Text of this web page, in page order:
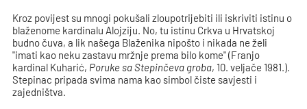
Kroz povijest su mnogi pokušali zloupotrijebiti ili iskriviti istinu o
blaženome kardinalu Alojziju. No, tu istinu Crkva u Hrvatskoj
budno čuva, a lik našega Blaženika nipošto i nikada ne želi
"imati kao neku zastavu mržnje prema bilo kome" (Franjo
kardinal Kuharić, Poruke sa Stepinčeva groba, 10. veljače 1981.).
Stepinac pripada svima nama kao simbol čiste savjesti i
zajedništva.